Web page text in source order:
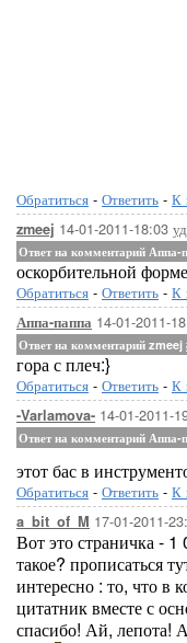
Обратиться - Ответить - К
zmeej 14-01-2011-18:03
Ответ на комментарий Аппа-
оскорбительной
Обратиться - Ответить - К
Аппа-паппа 14-01-2011-
Ответ на комментарий zmeej
гора с плеч:}
Обратиться - Ответить - К
-Varlamova- 14-01-2011-
Ответ на комментарий Аппа-
этот бас в
Обратиться - Ответить - К
a_bit_of_M 17-01-2011-
Вот это страничка -
такое? прописаться
интересно : то, что в
цитатник вместе с
спасибо! Ай, лепота!